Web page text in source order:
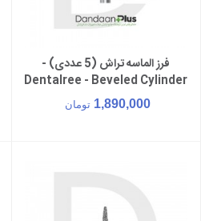
افزودن به سبد خرید
فرز الماسه تراش (5 عددی) -
Dentalree - Beveled Cylinder
FG 885
1,890,000 تومان